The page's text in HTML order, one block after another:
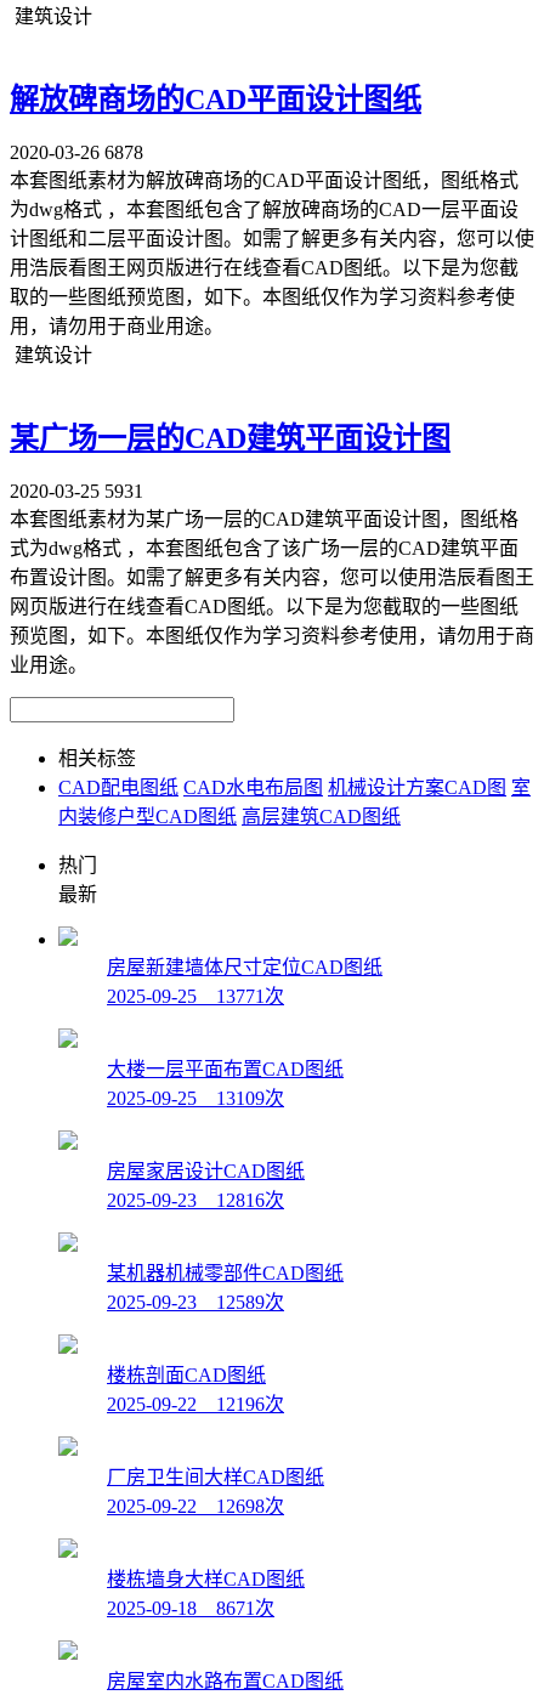
建筑设计
解放碑商场的CAD平面设计图纸
2020-03-26 6878
本套图纸素材为解放碑商场的CAD平面设计图纸，图纸格式
为dwg格式 ，本套图纸包含了解放碑商场的CAD一层平面设
计图纸和二层平面设计图。如需了解更多有关内容，您可以使
用浩辰看图王网页版进行在线查看CAD图纸。以下是为您截
取的一些图纸预览图，如下。本图纸仅作为学习资料参考使
用，请勿用于商业用途。
建筑设计
某广场一层的CAD建筑平面设计图
2020-03-25 5931
本套图纸素材为某广场一层的CAD建筑平面设计图，图纸格
式为dwg格式 ，本套图纸包含了该广场一层的CAD建筑平面
布置设计图。如需了解更多有关内容，您可以使用浩辰看图王
网页版进行在线查看CAD图纸。以下是为您截取的一些图纸
预览图，如下。本图纸仅作为学习资料参考使用，请勿用于商
业用途。
相关标签
CAD配电图纸 CAD水电布局图 机械设计方案CAD图 室
内装修户型CAD图纸 高层建筑CAD图纸
热门
最新
房屋新建墙体尺寸定位CAD图纸
2025-09-25 13771次
大楼一层平面布置CAD图纸
2025-09-25 13109次
房屋家居设计CAD图纸
2025-09-23 12816次
某机器机械零部件CAD图纸
2025-09-23 12589次
楼栋剖面CAD图纸
2025-09-22 12196次
厂房卫生间大样CAD图纸
2025-09-22 12698次
楼栋墙身大样CAD图纸
2025-09-18 8671次
房屋室内水路布置CAD图纸